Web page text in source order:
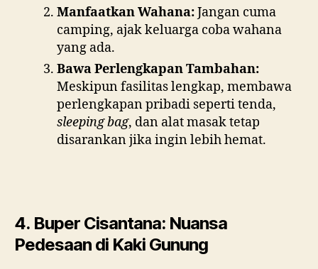
Manfaatkan Wahana:Jangan cuma
camping, ajak keluarga coba wahana
yang ada.
Bawa Perlengkapan Tambahan:
Meskipun fasilitas lengkap, membawa
perlengkapan pribadi seperti tenda,
sleeping bag, dan alat masak tetap
disarankan jika ingin lebih hemat.
4. Buper Cisantana: Nuansa
Pedesaan di Kaki Gunung